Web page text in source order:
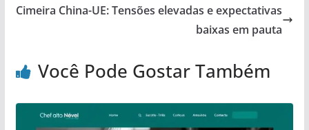
Cimeira China-UE: Tensões elevadas e expectativas
baixas em pauta
Você Pode Gostar Também